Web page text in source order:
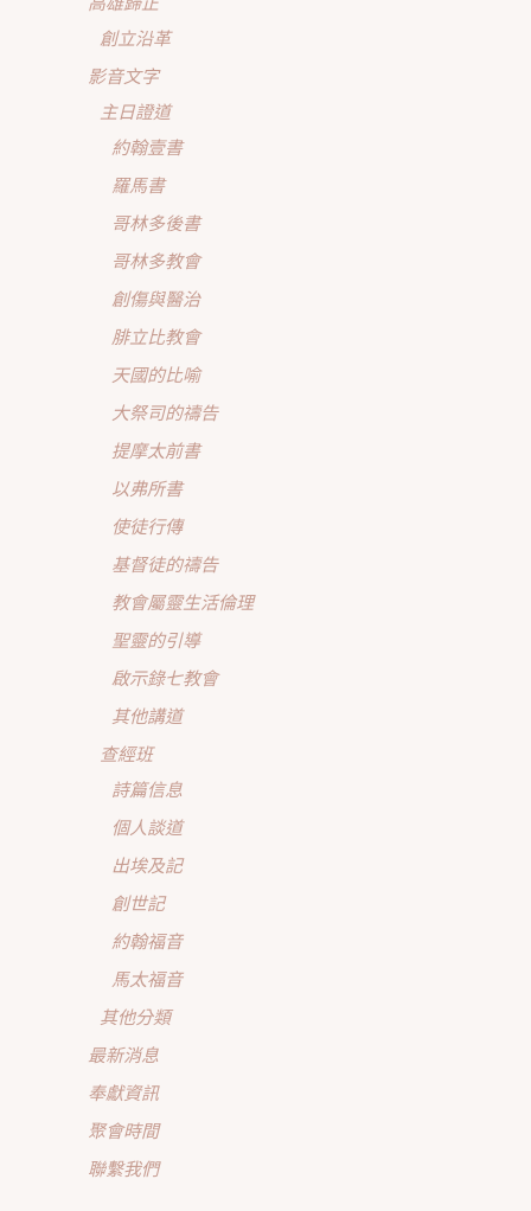
創立沿革
影音文字
主日證道
約翰壹書
羅馬書
哥林多後書
哥林多教會
創傷與醫治
腓立比教會
天國的比喻
大祭司的禱告
提摩太前書
以弗所書
使徒行傳
基督徒的禱告
教會屬靈生活倫理
聖靈的引導
啟示錄七教會
其他講道
查經班
詩篇信息
個人談道
出埃及記
創世記
約翰福音
馬太福音
其他分類
最新消息
奉獻資訊
聚會時間
聯繫我們